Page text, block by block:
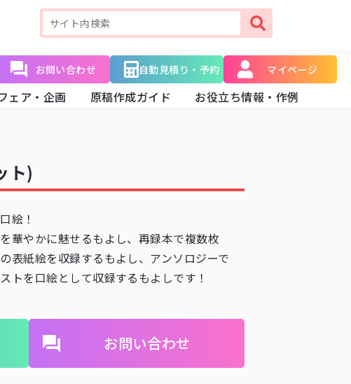
お問い合わせ 自動見積り・予約 マイページ
ェア・企画 原稿作成ガイド お役立ち情報・作例
ト)
絵！
華やかに魅せるもよし、再録本で複数枚
表紙絵を収録するもよし、アンソロジーで
トを口絵として収録するもよしです！
お問い合わせ